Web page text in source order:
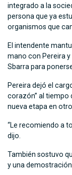
integrado a la
persona que ya
organismos que
El intendente
mano con Pereira
Sbarra para
Pereira dejó el
corazón” al tiempo
nueva etapa en
“Le recomiendo a
dijo.
También sostuvo
y una